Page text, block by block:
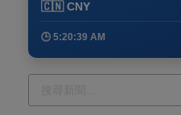
🇨🇳 CNY
🕒 5:20:39 AM